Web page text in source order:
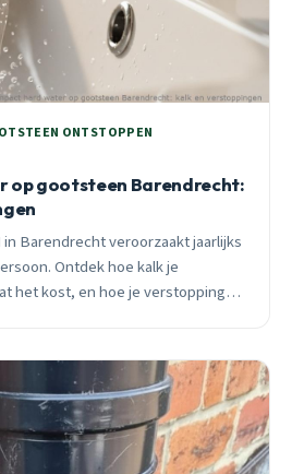
ONTSTOPPEN
op gootsteen Barendrecht:
Barendrecht veroorzaakt jaarlijks
Ontdek hoe kalk je
het kost, en hoe je verstoppingen